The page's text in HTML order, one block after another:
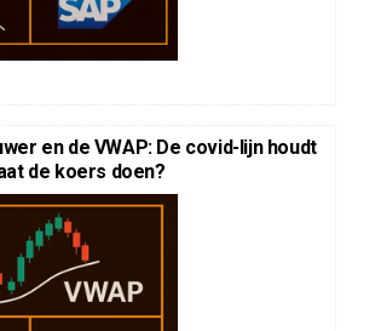
en de VWAP: De covid-lijn houdt
de koers doen?